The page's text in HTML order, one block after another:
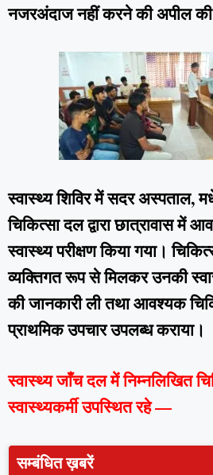
नजरअंदाज नहीं करने की अपील
स्वास्थ्य शिविर में सदर अस्पताल,
चिकित्सा दल द्वारा छात्रावास में
स्वास्थ्य परीक्षण किया गया।
व्यक्तिगत रूप से मिलकर उनकी
की जानकारी ली तथा आवश्यक
प्राथमिक उपचार उपलब्ध कराया।
स्वास्थ्य जाँच दल में निम्नलिखित
स्वास्थ्यकर्मी उपस्थित रहे —
सम्बंधित ख़बरें